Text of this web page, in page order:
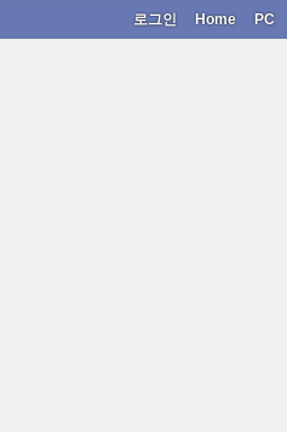
PC
Home
로그인